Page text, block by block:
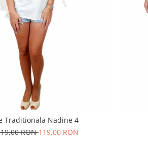
Traditionala Nadine 4
RON119,00 RON